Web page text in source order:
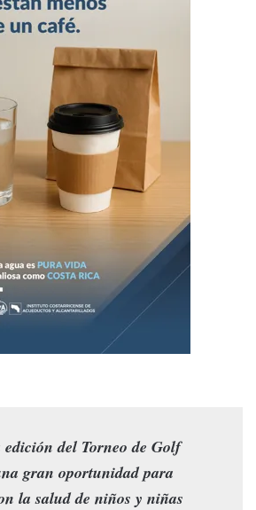
edición del Torneo de Golf
gran oportunidad para
la salud de niños y niñas